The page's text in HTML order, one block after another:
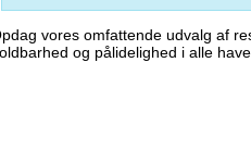
vores omfattende udvalg af
og pålidelighed i alle